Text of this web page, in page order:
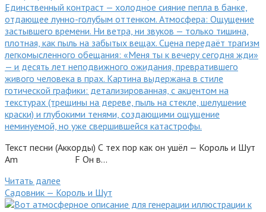
Текст песни (Аккорды) С тех пор как он ушёл — Король и Шут
Am F Он в…
Читать далее
Садовник — Король и Шут